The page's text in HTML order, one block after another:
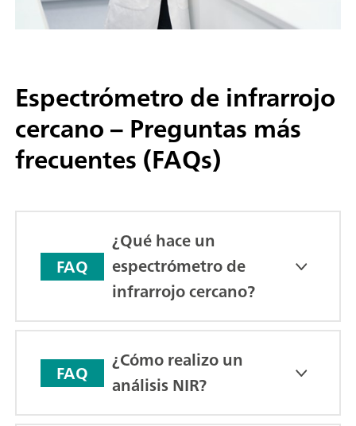
Espectrómetro de infrarrojo
cercano – Preguntas más
frecuentes (FAQs)
FAQ
¿Qué hace un
espectrómetro de
infrarrojo cercano?
FAQ
¿Cómo realizo un
análisis NIR?